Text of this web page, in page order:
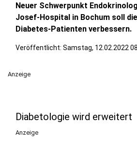
Neuer Schwerpunkt
Josef-Hospital in Bochum soll
Diabetes-Patienten verbessern.
Veröffentlicht: Samstag, 12.02.2022
Anzeige
Diabetologie wird erweitert
Anzeige